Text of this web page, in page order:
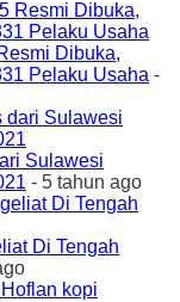
Dibuka,
Pelaku Usaha -
Sulawesi
- 5 tahun ago
Di Tengah